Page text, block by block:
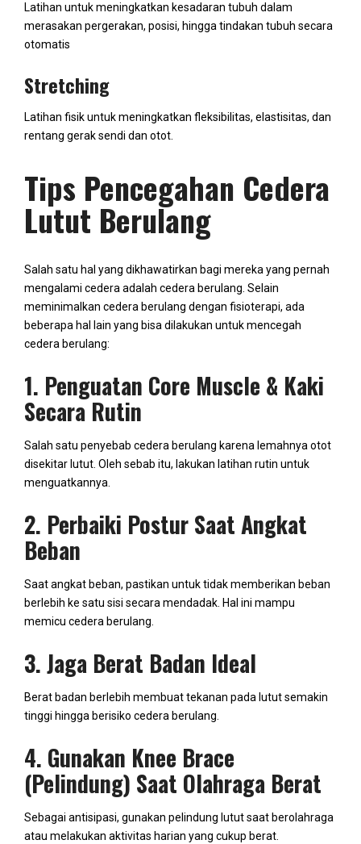
Latihan untuk meningkatkan kesadaran tubuh dalam
merasakan pergerakan, posisi, hingga tindakan tubuh secara
otomatis
Stretching
Latihan fisik untuk meningkatkan fleksibilitas, elastisitas, dan
rentang gerak sendi dan otot.
Tips Pencegahan Cedera
Lutut Berulang
Salah satu hal yang dikhawatirkan bagi mereka yang pernah
mengalami cedera adalah cedera berulang. Selain
meminimalkan cedera berulang dengan fisioterapi, ada
beberapa hal lain yang bisa dilakukan untuk mencegah
cedera berulang:
1. Penguatan Core Muscle & Kaki
Secara Rutin
Salah satu penyebab cedera berulang karena lemahnya otot
disekitar lutut. Oleh sebab itu, lakukan latihan rutin untuk
menguatkannya.
2. Perbaiki Postur Saat Angkat
Beban
Saat angkat beban, pastikan untuk tidak memberikan beban
berlebih ke satu sisi secara mendadak. Hal ini mampu
memicu cedera berulang.
3. Jaga Berat Badan Ideal
Berat badan berlebih membuat tekanan pada lutut semakin
tinggi hingga berisiko cedera berulang.
4. Gunakan Knee Brace
(Pelindung) Saat Olahraga Berat
Sebagai antisipasi, gunakan pelindung lutut saat berolahraga
atau melakukan aktivitas harian yang cukup berat.